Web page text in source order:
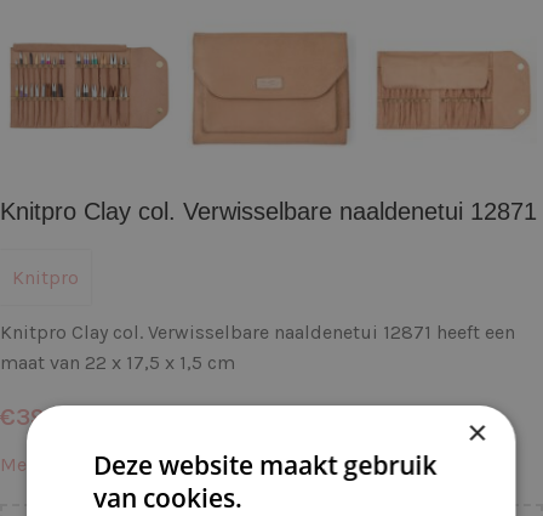
Knitpro Clay col. Verwisselbare naaldenetui 12871
Knitpro
Knitpro Clay col. Verwisselbare naaldenetui 12871 heeft een
maat van 22 x 17,5 x 1,5 cm
€39,95
Meer informatie →
×
Deze website maakt gebruik
van cookies.